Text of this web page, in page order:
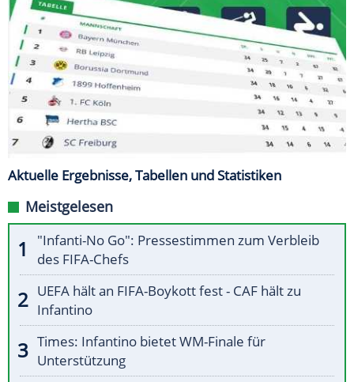
Aktuelle Ergebnisse, Tabellen und Statistiken
Meistgelesen
"Infanti-No Go": Pressestimmen zum Verbleib
des FIFA-Chefs
UEFA hält an FIFA-Boykott fest - CAF hält zu
Infantino
Times: Infantino bietet WM-Finale für
Unterstützung